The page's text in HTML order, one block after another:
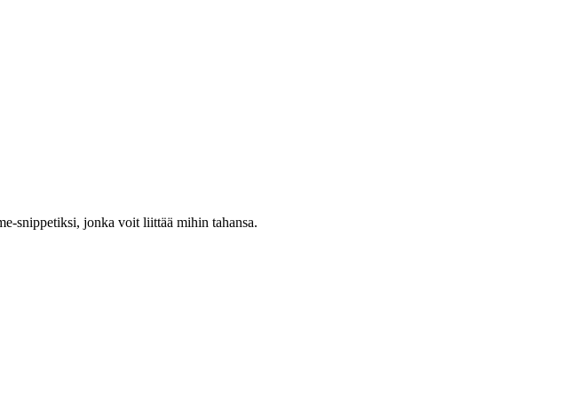
snippetiksi, jonka voit liittää mihin tahansa.